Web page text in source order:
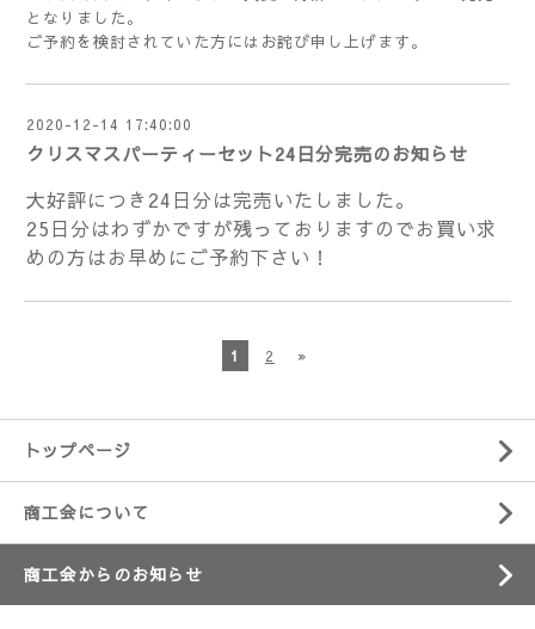
となりました。
ご予約を検討されていた方にはお詫び申し上げます。
2020-12-14 17:40:00
クリスマスパーティーセット24日分完売のお知らせ
大好評につき24日分は完売いたしました。
25日分はわずかですが残っておりますのでお買い求
めの方はお早めにご予約下さい！
1 2 »
トップページ
商工会について
商工会からのお知らせ